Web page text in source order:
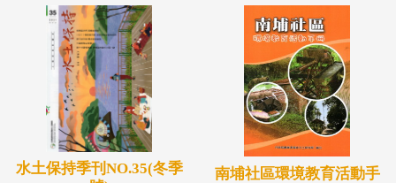
本書以集水區山與河的敘述，撰寫集水區土砂收
支模式的建置與執行現況。書中共分為四卷，第一
卷、「山與河之歌」介紹水土保持局保育治理工程的
推動；第二卷、「邁步而行，建構山河模型」介紹集
水區土砂收支模式建置的流程與方法；第三卷、「翱
翔天際、守望家園」由無人載具空拍的鏡頭，介紹集
水區多元地形監測的新頁；第四卷、「水土鳴瑟，平
水土保持季刊NO.35(冬季
南埔社區環境教育活動手